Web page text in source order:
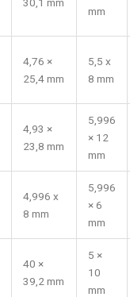
mm
4,76 ×
25,4 mm
5,5 x
8 mm
4,93 ×
23,8 mm
5,996
× 12
mm
4,996 x
8 mm
5,996
× 6
mm
40 ×
39,2 mm
5 ×
10
mm